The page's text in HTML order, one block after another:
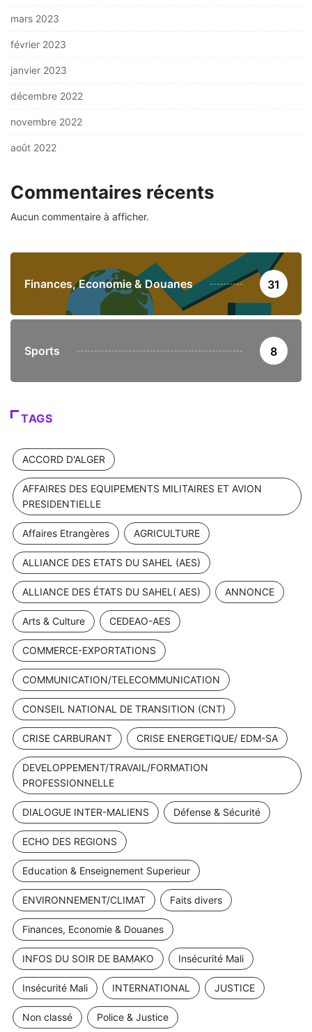
mars 2023
février 2023
janvier 2023
décembre 2022
novembre 2022
août 2022
Commentaires récents
Aucun commentaire à afficher.
Finances, Economie & Douanes 31
Sports 8
TAGS
ACCORD D'ALGER
AFFAIRES DES EQUIPEMENTS MILITAIRES ET AVION
PRESIDENTIELLE
Affaires Etrangères AGRICULTURE
ALLIANCE DES ETATS DU SAHEL (AES)
ALLIANCE DES ÉTATS DU SAHEL( AES) ANNONCE
Arts & Culture CEDEAO-AES
COMMERCE-EXPORTATIONS
COMMUNICATION/TELECOMMUNICATION
CONSEIL NATIONAL DE TRANSITION (CNT)
CRISE CARBURANT CRISE ENERGETIQUE/ EDM-SA
DEVELOPPEMENT/TRAVAIL/FORMATION
PROFESSIONNELLE
DIALOGUE INTER-MALIENS Défense & Sécurité
ECHO DES REGIONS
Education & Enseignement Superieur
ENVIRONNEMENT/CLIMAT Faits divers
Finances, Economie & Douanes
INFOS DU SOIR DE BAMAKO Insécurité Mali
Insécurité Mali INTERNATIONAL JUSTICE
Non classé Police & Justice